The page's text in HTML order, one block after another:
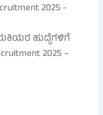
ಹುದ್ದೆಗಳಿಗೆ
2025 –